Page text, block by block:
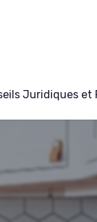
Juridiques et